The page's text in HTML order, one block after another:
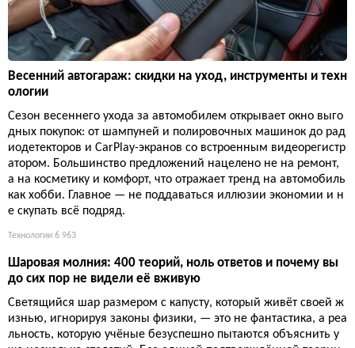
Весенний автогараж: скидки на уход, инструменты и техн
ологии
Сезон весеннего ухода за автомобилем открывает окно выго
дных покупок: от шампуней и полировочных машинок до рад
иодетекторов и CarPlay-экранов со встроенным видеорегистр
атором. Большинство предложений нацелено не на ремонт,
а на косметику и комфорт, что отражает тренд на автомобиль
как хобби. Главное — не поддаваться иллюзии экономии и н
е скупать всё подряд.
Технологии 6 963
Шаровая молния: 400 теорий, ноль ответов и почему вы
до сих пор не видели её вживую
Светящийся шар размером с капусту, который живёт своей ж
изнью, игнорируя законы физики, — это не фантастика, а реа
льность, которую учёные безуспешно пытаются объяснить у